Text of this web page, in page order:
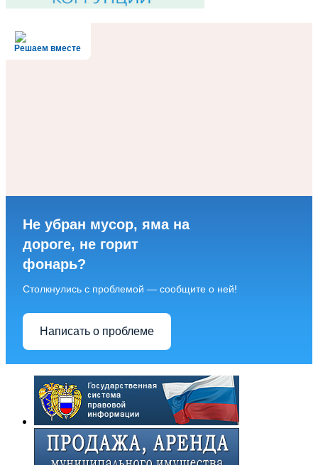
Решаем вместе
Не убран мусор, яма на
дороге, не горит
фонарь?
Столкнулись с проблемой — сообщите о ней!
Написать о проблеме